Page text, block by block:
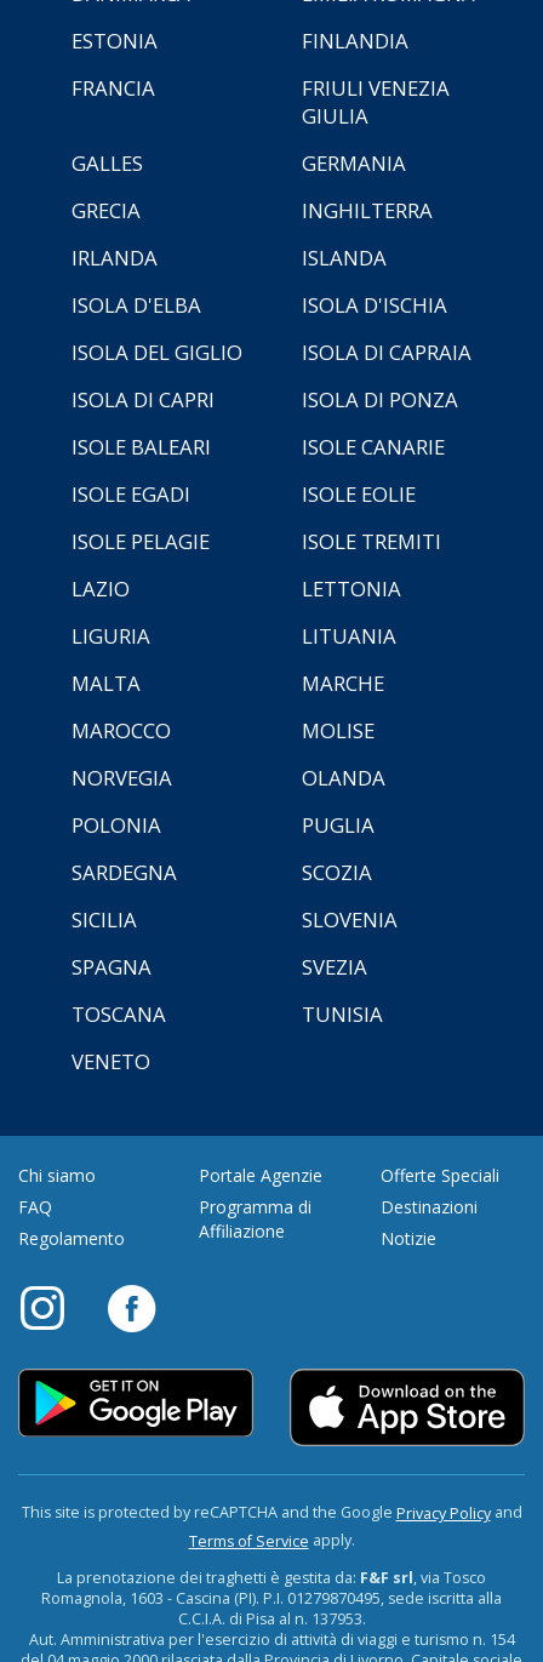
ESTONIA
FINLANDIA
FRANCIA
FRIULI VENEZIA
GIULIA
GALLES
GERMANIA
GRECIA
INGHILTERRA
IRLANDA
ISLANDA
ISOLA D'ELBA
ISOLA D'ISCHIA
ISOLA DEL GIGLIO
ISOLA DI CAPRAIA
ISOLA DI CAPRI
ISOLA DI PONZA
ISOLE BALEARI
ISOLE CANARIE
ISOLE EGADI
ISOLE EOLIE
ISOLE PELAGIE
ISOLE TREMITI
LAZIO
LETTONIA
LIGURIA
LITUANIA
MALTA
MARCHE
MAROCCO
MOLISE
NORVEGIA
OLANDA
POLONIA
PUGLIA
SARDEGNA
SCOZIA
SICILIA
SLOVENIA
SPAGNA
SVEZIA
TOSCANA
TUNISIA
VENETO
Chi siamo
FAQ
Regolamento
Portale Agenzie
Programma di
Affiliazione
Offerte Speciali
Destinazioni
Notizie
This site is protected by reCAPTCHA and the Google Privacy Policyand
Terms of Service apply.
La prenotazione dei traghetti è gestita da: F&F srl, via Tosco
Romagnola, 1603 - Cascina (PI). P.I. 01279870495, sede iscritta alla
C.C.I.A. di Pisa al n. 137953.
Aut. Amministrativa per l'esercizio di attività di viaggi e turismo n. 154